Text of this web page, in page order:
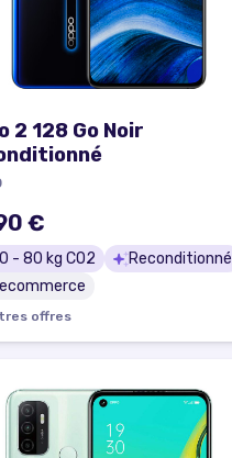
2 128 Go Noir
€
- 80 kg CO2
Reconditionné
soffres